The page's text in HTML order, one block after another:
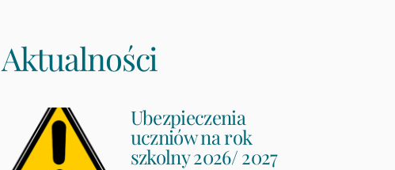
Aktualności
Ubezpieczenia
uczniów na rok
szkolny 2026/ 2027